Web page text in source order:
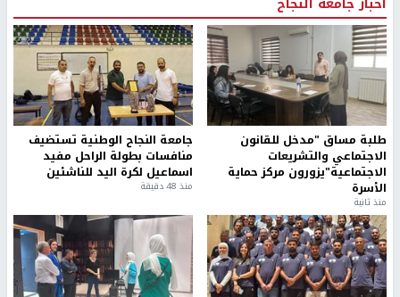
طلبة مساق "مدخل للقانون
الاجتماعي والتشريعات
الاجتماعية"يزورون مركز حماية
الأسرة
منذ ثانية
جامعة النجاح الوطنية تستضيف
منافسات بطولة الراحل مفيد
اسماعيل لكرة اليد للناشئين
منذ 48 دقيقة